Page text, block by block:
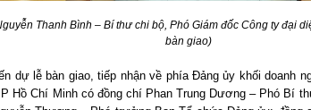
Thanh Bình – Bí thư chi bộ, Phó Giám đốc Công ty đại
bàn giao)
dự lễ bàn giao, tiếp nhận về phía Đảng ủy khối doanh
Hồ Chí Minh có đồng chí Phan Trung Dương – Phó Bí